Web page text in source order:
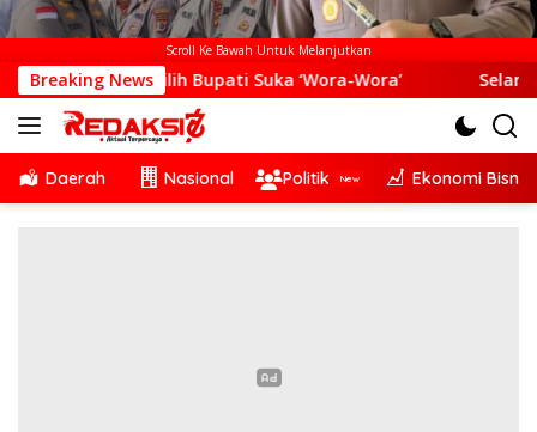
Scroll Ke Bawah Untuk Melanjutkan
Breaking News
Pilih Bupati Suka ‘Wora-Wora’ Selama Dua Bulan
Daerah Nasional Politik Ekonomi Bisnis